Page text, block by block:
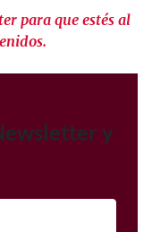
para que estés al
y